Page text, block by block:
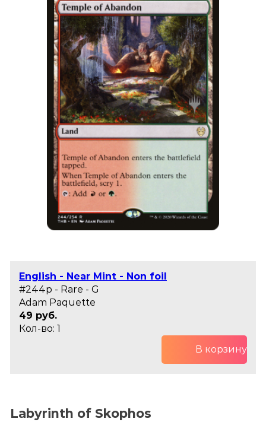
English - Near Mint - Non foil
#244p - Rare - G
Adam Paquette
49 руб.
Кол-во: 1
В корзину
Labyrinth of Skophos